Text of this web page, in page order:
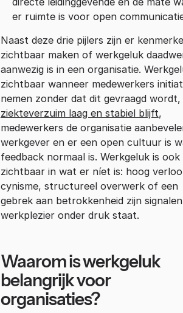
er ruimte is voor open
Naast deze drie pijlers zijn er
zichtbaar maken of werkgeluk
aanwezig is in een organisatie.
zichtbaar wanneer medewerkers
nemen zonder dat dit gevraagd wordt,
ziekteverzuim laag en stabiel blijft,
medewerkers de organisatie
werkgever en er een open cultuur is
feedback normaal is. Werkgeluk is ook
zichtbaar in wat er níet is: hoog
cynisme, structureel overwerk of een
gebrek aan betrokkenheid zijn
werkplezier onder druk staat.
Waarom is werkgeluk
belangrijk voor
organisaties?